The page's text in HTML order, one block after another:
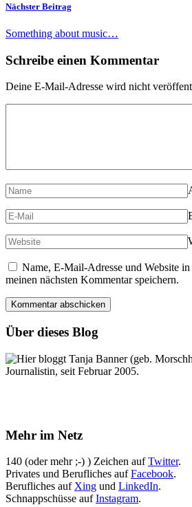
Nächster Beitrag
Something about music…
Schreibe einen Kommentar
Deine E-Mail-Adresse wird nicht
Name, E-Mail-Adresse und Website
meinen nächsten Kommentar speichern.
Über dieses Blog
Hier bloggt Tanja Banner (geb.
Journalistin, seit Februar 2005.
Mehr im Netz
140 (oder mehr ;-) ) Zeichen aufTwitter.
Privates und Berufliches aufFacebook.
Berufliches auf Xing und LinkedIn.
Schnappschüsse aufInstagram.